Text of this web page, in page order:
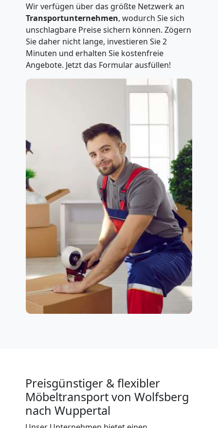
Wir verfügen über das größte Netzwerk an
Transportunternehmen, wodurch Sie sich
unschlagbare Preise sichern können. Zögern
Sie daher nicht lange, investieren Sie 2
Minuten und erhalten Sie kostenfreie
Angebote. Jetzt das Formular ausfüllen!
Preisgünstiger & flexibler
Möbeltransport von Wolfsberg
nach Wuppertal